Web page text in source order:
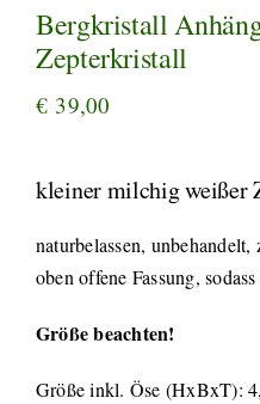
Bergkristall
Zepterkristall
€ 39,00
kleiner milchig weißer
naturbelassen, unbehandelt,
oben offene Fassung,
Größe beachten!
Größe inkl. Öse (HxBxT):